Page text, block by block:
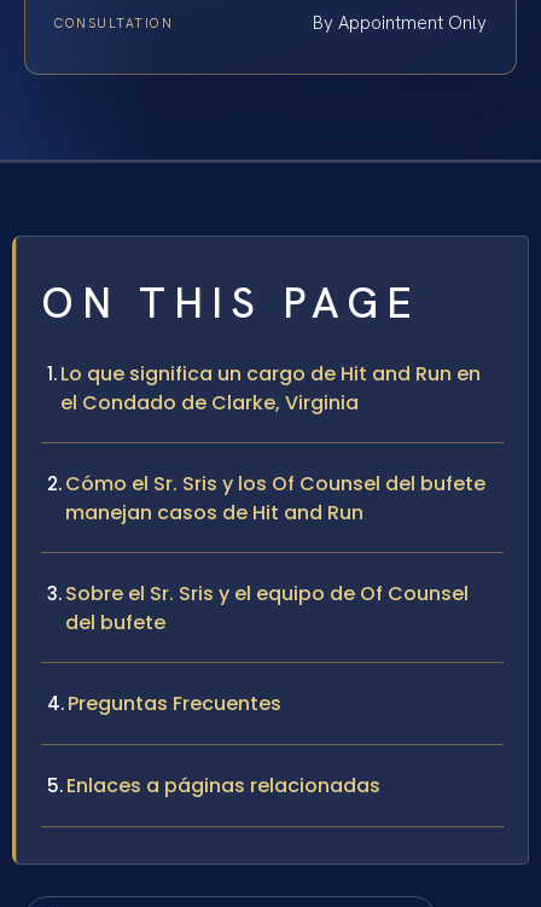
CONSULTATION By Appointment Only
ON THIS PAGE
Lo que significa un cargo de Hit and Run en
el Condado de Clarke, Virginia
Cómo el Sr. Sris y los Of Counsel del bufete
manejan casos de Hit and Run
Sobre el Sr. Sris y el equipo de Of Counsel
del bufete
Preguntas Frecuentes
Enlaces a páginas relacionadas